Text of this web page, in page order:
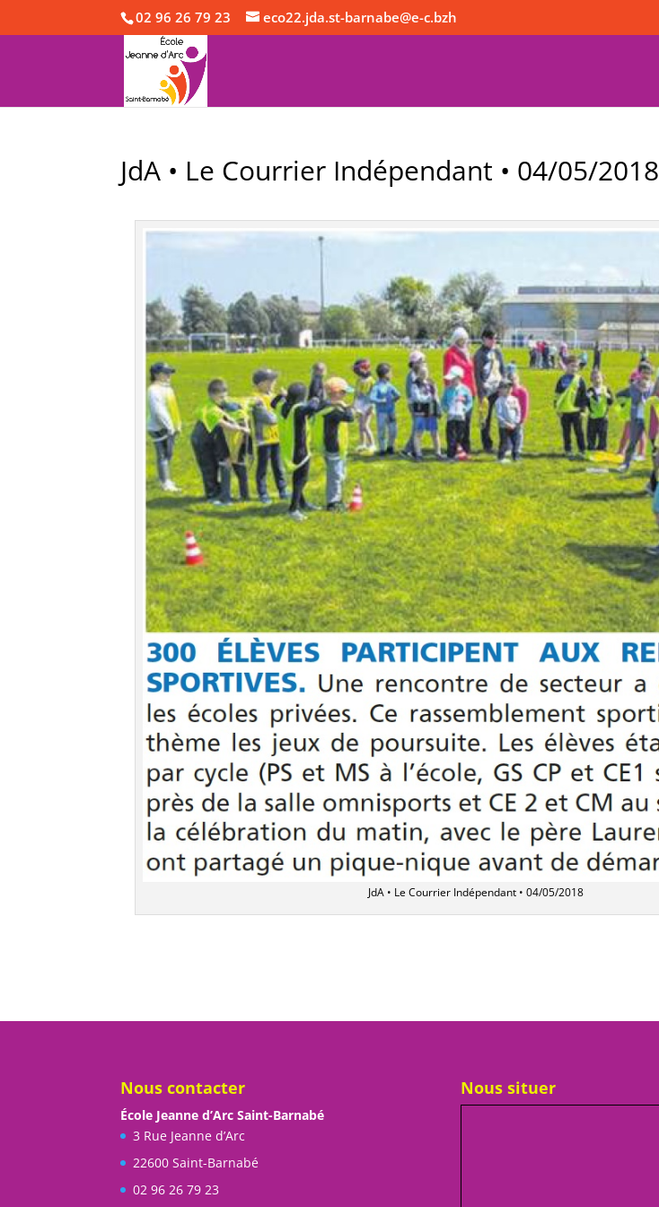
02 96 26 79 23 eco22.jda.st-barnabe@e-c.bzh
JdA • Le Courrier Indépendant • 04/05/2018
JdA • Le Courrier Indépendant • 04/05/2018
Nous contacter
École Jeanne d’Arc Saint-Barnabé
3 Rue Jeanne d’Arc
22600 Saint-Barnabé
02 96 26 79 23
Nous situer